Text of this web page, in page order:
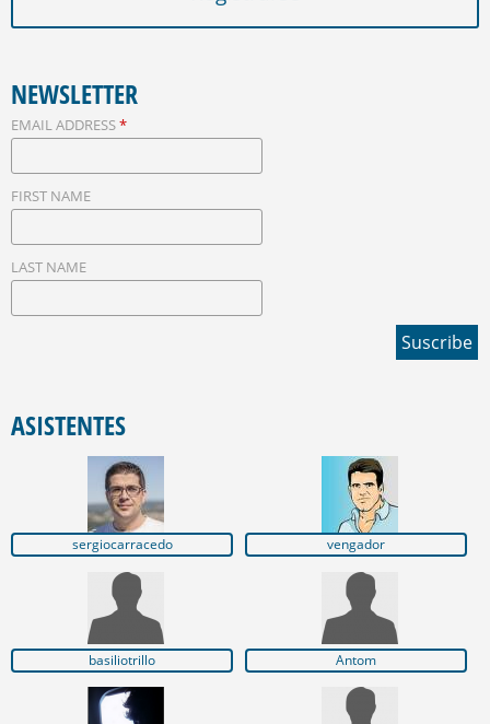
NEWSLETTER
EMAIL ADDRESS*
FIRST NAME
LAST NAME
ASISTENTES
sergiocarracedo vengador
basiliotrillo Antom